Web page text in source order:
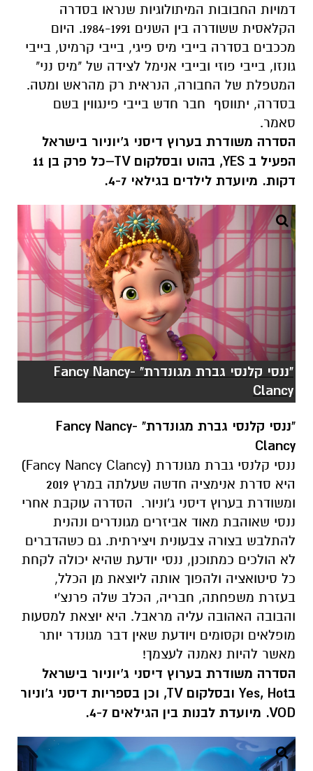
דמויות החבובות המיתולוגיות שנראו בסדרה
הקלאסית ששודרה בין השנים 1984-1991. היום
מככבים בסדרה בייבי מיס פיגי, בייבי קרמיט, בייבי
גונזו, בייבי פוזי ובייבי אנימל לצידה של "מיס נני"
המטפלת של החבורה, הנראית רק מהראש ומטה.
בסדרה, יתווסף חבר חדש בייבי פינגווין בשם
סאמר.
הסדרה משודרת בערוץ דיסני ג'יוניור בישראל
הפעיל ב YES, בהוט ובסלקוםTV
–כל פרק בן 11
דקות. מיועדת לילדים בגילאי 4-7.
"ננסי קלנסי גברת מגונדרת" -Fancy Nancy
Clancy
"ננסי קלנסי גברת מגונדרת" -Fancy Nancy
Clancy
ננסי קלנסי גברת מגונדרת (Fancy Nancy Clancy
)
היא סדרת אנימציה חדשה שעלתה במרץ
ומשודרת בערוץ דיסני ג'וניור. הסדרה עוקבת אחרי
ננסי שאוהבת מאוד אביזרים מגונדרים ונהנית
להתלבש בצורה צבעונית ויצירתית. גם כשהדברים
לא הולכים כמתוכנן, ננסי יודעת שהיא יכולה לקחת
כל סיטואציה ולהפוך אותה ליוצאת מן הכלל,
בעזרת משפחתה, חבריה, הכלב שלה פרנצ'י
והבובה האהובה עליה מראבל. היא יוצאת למסעות
מופלאים וקסומים ויודעת שאין דבר מגונדר יותר
מאשר להיות נאמנה לעצמך!
הסדרה משודרת בערוץ דיסני ג'יוניור בישראל
ב
Yes, Hot ובסלקוםTV, וכן בספריות דיסני ג'וניור
VOD. מיועדת לבנות בין הגילאים 4-7.